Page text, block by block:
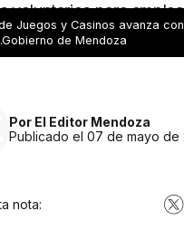
voluntarios para
de Juegos y Casinos.
Juegos y Casinos avanza
de Mendoza
Por El Editor Mendoza
Publicado el 07 de mayo de
nota: X